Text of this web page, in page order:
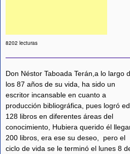
8202 lecturas
Don Néstor Taboada Terán,a lo largo
los 87 años de su vida, ha sido un
escritor incansable en cuanto a
producción bibliográfica, pues logró
128 libros en diferentes áreas del
conocimiento, Hubiera querido él
200 libros, era ese su deseo, pero el
ciclo de vida se le terminó el lunes 8